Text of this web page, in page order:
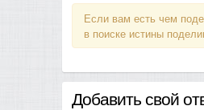
Если вам есть чем
в поиске истины
Добавить свой